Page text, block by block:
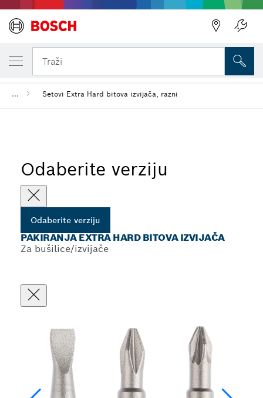
Traži
... Setovi Extra Hard bitova izvijača, razni
Odaberite verziju
Odaberite verziju
PAKIRANJA EXTRA HARD BITOVA IZVIJAČA
Za bušilice/izvijače
VAŠA ODABRANA VERZIJA
Pakiranja Extra Hard bitova izvijača